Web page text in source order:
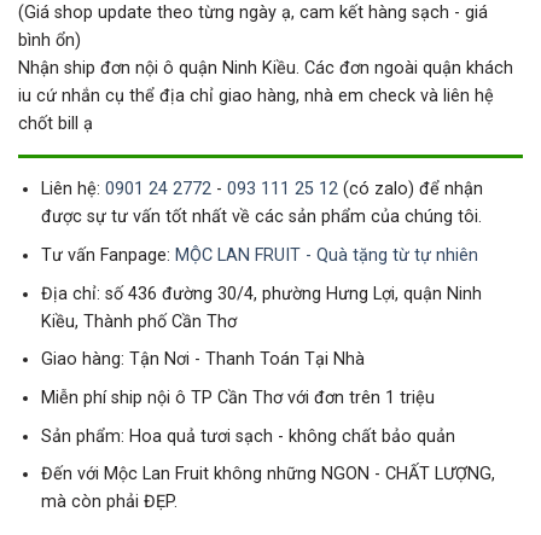
(Giá shop update theo từng ngày ạ, cam kết hàng sạch - giá
bình ổn)
Nhận ship đơn nội ô quận Ninh Kiều. Các đơn ngoài quận khách
iu cứ nhắn cụ thể địa chỉ giao hàng, nhà em check và liên hệ
chốt bill ạ
Liên hệ: 0901 24 2772- 093 111 25 12(có zalo) để nhận
được sự tư vấn tốt nhất về các sản phẩm của chúng tôi.
Tư vấn Fanpage: MỘC LAN FRUIT - Quà tặng từ tự nhiên
Địa chỉ: số 436 đường 30/4, phường Hưng Lợi, quận Ninh
Kiều, Thành phố Cần Thơ
Giao hàng: Tận Nơi - Thanh Toán Tại Nhà
Miễn phí ship nội ô TP Cần Thơ với đơn trên 1 triệu
Sản phẩm: Hoa quả tươi sạch - không chất bảo quản
Đến với Mộc Lan Fruit không những NGON - CHẤT LƯỢNG,
mà còn phải ĐẸP.